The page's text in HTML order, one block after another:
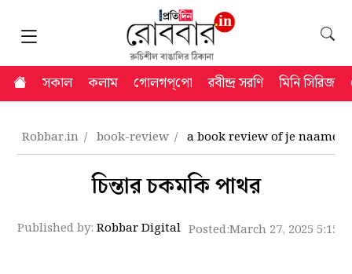
সকাল কলাম গোলগপ্‌পো রবীন্দ্র সরণি মিনি সিরিজ
Robbar.in book-review a book review of je naamei
চিন্তার চকমকি পাথর
Published by:Robbar Digital Posted:March 27, 2025 5:15